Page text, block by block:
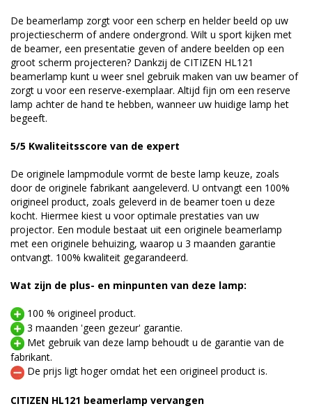
De beamerlamp zorgt voor een scherp en helder beeld op uw
projectiescherm of andere ondergrond. Wilt u sport kijken met
de beamer, een presentatie geven of andere beelden op een
groot scherm projecteren? Dankzij de CITIZEN HL121
beamerlamp kunt u weer snel gebruik maken van uw beamer of
zorgt u voor een reserve-exemplaar. Altijd fijn om een reserve
lamp achter de hand te hebben, wanneer uw huidige lamp het
begeeft.
5/5 Kwaliteitsscore van de expert
De originele lampmodule vormt de beste lamp keuze, zoals
door de originele fabrikant aangeleverd. U ontvangt een 100%
origineel product, zoals geleverd in de beamer toen u deze
kocht. Hiermee kiest u voor optimale prestaties van uw
projector. Een module bestaat uit een originele beamerlamp
met een originele behuizing, waarop u 3 maanden garantie
ontvangt. 100% kwaliteit gegarandeerd.
Wat zijn de plus- en minpunten van deze lamp:
100 % origineel product.
3 maanden 'geen gezeur' garantie.
Met gebruik van deze lamp behoudt u de garantie van de
fabrikant.
De prijs ligt hoger omdat het een origineel product is.
CITIZEN HL121 beamerlamp vervangen